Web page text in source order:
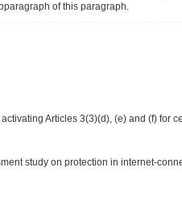
of this paragraph.
Articles 3(3)(d), (e) and (f) for
study on protection in internet-